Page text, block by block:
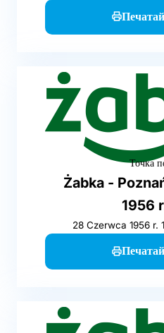
Точка
Żabka -
1956
28 Czerwca 1956 r.